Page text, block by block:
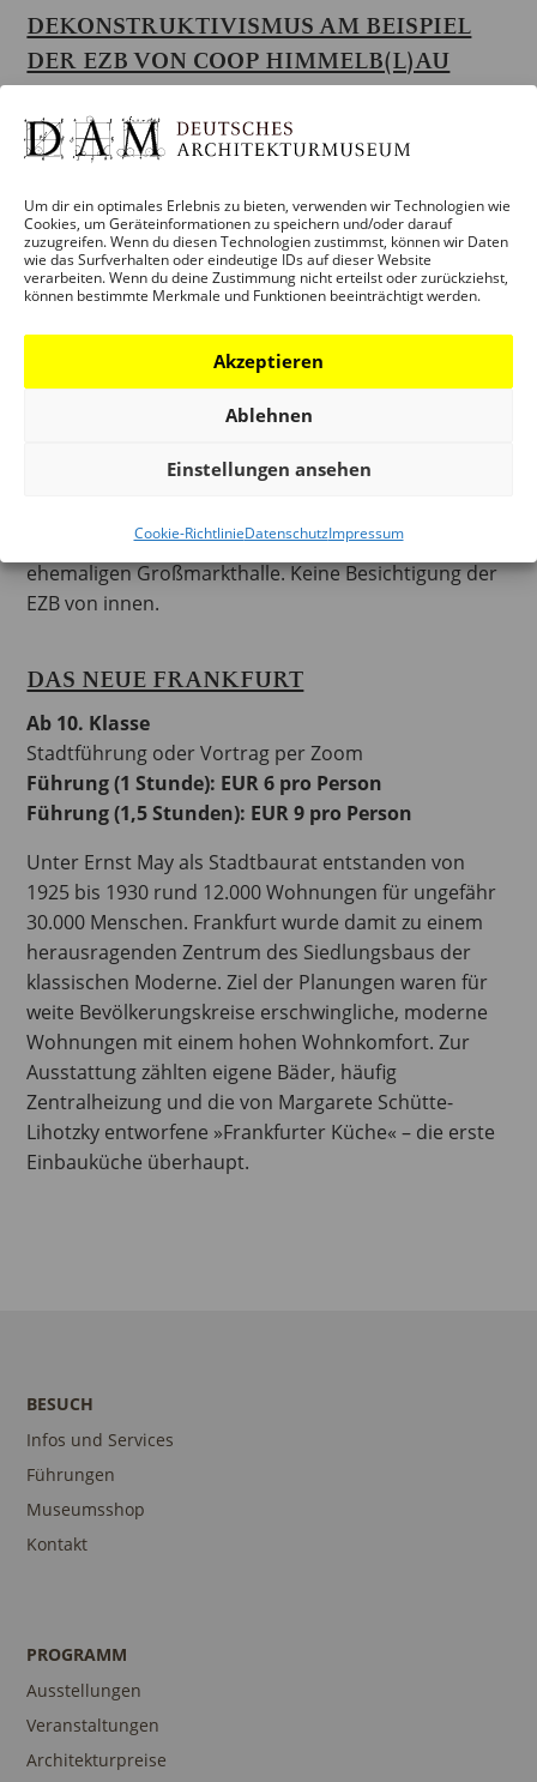
Um dir ein optimales Erlebnis zu bieten, verwenden wir Technologien wie
Cookies, um Geräteinformationen zu speichern und/oder darauf
zuzugreifen. Wenn du diesen Technologien zustimmst, können wir Daten
wie das Surfverhalten oder eindeutige IDs auf dieser Website
verarbeiten. Wenn du deine Zustimmung nicht erteilst oder zurückziehst,
können bestimmte Merkmale und Funktionen beeinträchtigt werden.
Akzeptieren
Ablehnen
Einstellungen ansehen
Cookie-RichtlinieDatenschutzImpressum
DEKONSTRUKTIVISMUS AM BEISPIEL
DER EZB VON COOP HIMMELB(L)AU
Stadtführung (Optional: Beamervortrag von 1/2
Stunde vor dem Rundgang)
Führung (1 Stunde): EUR 6 pro Person
Führung (1,5 Stunden): EUR 9 pro Person
Zu den jungen Architekturbüros in der Ausstellung
»Deconstructivist Architecture« 1988 im MoMA in
New York gehörte das Wiener Architekturbüro COOP
HIMMELB(L)AU. Seinerzeit hatten das Büro gerade
einmal einen Dachumbau im Zentrum Wiens
fertiggestellt, später folgten dann zahlreiche
Frankfurt am Main. Der Rundgang um das
Entwurf und das Konzept für die Umnutzung der
ehemaligen Großmarkthalle. Keine Besichtigung der
EZB von innen.
DAS NEUE FRANKFURT
Ab 10. Klasse
Stadtführung oder Vortrag per Zoom
Führung (1 Stunde): EUR 6 pro Person
Führung (1,5 Stunden): EUR 9 pro Person
Unter Ernst May als Stadtbaurat entstanden von
1925 bis 1930 rund 12.000 Wohnungen für ungefähr
30.000 Menschen. Frankfurt wurde damit zu einem
herausragenden Zentrum des Siedlungsbaus der
klassischen Moderne. Ziel der Planungen waren für
weite Bevölkerungskreise erschwingliche, moderne
Wohnungen mit einem hohen Wohnkomfort. Zur
Ausstattung zählten eigene Bäder, häufig
Zentralheizung und die von Margarete Schütte-
Lihotzky entworfene »Frankfurter Küche« – die erste
Einbauküche überhaupt.
BESUCH
Infos und Services
Führungen
Museumsshop
Kontakt
PROGRAMM
Ausstellungen
Veranstaltungen
Architekturpreise